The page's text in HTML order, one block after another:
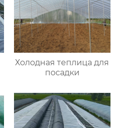
Холодная теплица для
посадки